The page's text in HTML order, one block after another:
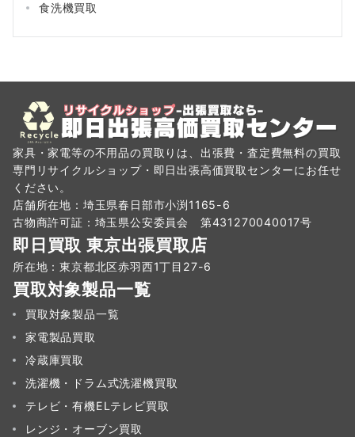
食洗機買取
家具・家電等の不用品の買取りは、出張費・査定費無料の買取
専門リサイクルショップ・即日出張高価買取センターにお任せ
ください。
店舗所在地：埼玉県春日部市小渕1165-6
古物商許可証：埼玉県公安委員会 第431270040017号
即日買取 東京出張買取店
所在地：東京都北区赤羽西1丁目27-6
買取対象製品一覧
買取対象製品一覧
家電製品買取
冷蔵庫買取
洗濯機・ドラム式洗濯機買取
テレビ・有機ELテレビ買取
レンジ・オーブン買取